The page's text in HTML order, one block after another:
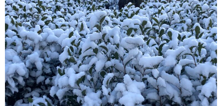
親父と息子が昼飯、休憩も足らず汗水流す頃、嬉野では…
半年で9ｋを越え身長は80㎝を越えたのでは!?
メジャーを持ち出し測ろうとしたら思わぬ反応